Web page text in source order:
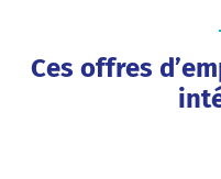
Ces offres